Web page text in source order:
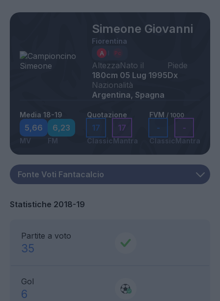
Simeone Giovanni
Fiorentina
Altezza
180cm
Nato il
05 Lug 1995
Piede
Dx
Nazionalità
Argentina, Spagna
Media 18-19
5,66
MV
6,23
FM
Quotazione
17
Classic
17
Mantra
FVM / 1000
-
Classic
-
Mantra
Statistiche 2018-19
Partite a voto
35
Gol
6